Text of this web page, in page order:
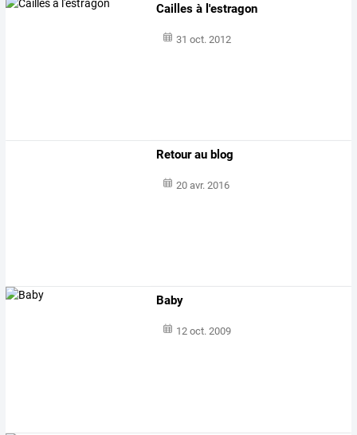
Cailles à l'estragon
31 oct. 2012
Retour au blog
20 avr. 2016
Baby
12 oct. 2009